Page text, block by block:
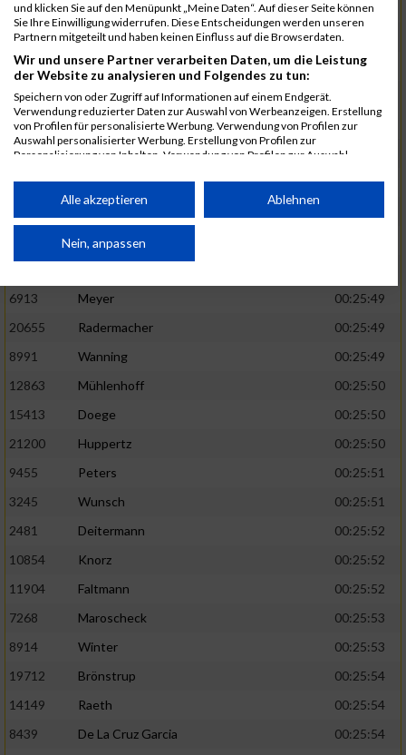
1582 Funken
00:25:42
12220
Cosma
00:25:43
9678
Exner
00:25:43
11817
Schmaul-Klaibee
6812
Koch
00:25:47
9610
Linß
00:25:47
706
Wehmeier
00:25:48
Küpper
Inhoff
6913
Meyer
00:25:49
20655
Radermacher
00:25:49
8991
Wanning
00:25:49
12863
Mühlenhoff
00:25:50
15413
Doege
00:25:50
21200
Huppertz
00:25:50
9455
Peters
00:25:51
3245
Wunsch
00:25:51
2481
Deitermann
00:25:52
10854
Knorz
00:25:52
11904
Faltmann
00:25:52
7268
Maroscheck
00:25:53
8914
Winter
00:25:53
19712
Brönstrup
00:25:54
14149
Raeth
00:25:54
8439
De La Cruz Garcia
00:25:54
und klicken Sie auf den Menüpunkt „Meine Daten“. Auf dieser Seite können
Sie Ihre Einwilligung widerrufen. Diese Entscheidungen werden unseren
Partnern mitgeteilt und haben keinen Einfluss auf die Browserdaten.
Wir und unsere Partner verarbeiten Daten, um die Leistung
der Website zu analysieren und Folgendes zu tun:
Speichern von oder Zugriff auf Informationen auf einem Endgerät.
Verwendung reduzierter Daten zur Auswahl von Werbeanzeigen. Erstellung
von Profilen für personalisierte Werbung. Verwendung von Profilen zur
Auswahl personalisierter Werbung. Erstellung von Profilen zur
Personalisierung von Inhalten. Verwendung von Profilen zur Auswahl
Performance von Inhalten. Analyse von Zielgruppen durch Statistiken oder
Kombinationen von Daten aus verschiedenen Quellen. Entwicklung und
von Inhalten.
Daten können außerhalb der Europäischen Union weitergegeben und in die
Website/App.
Partnerliste anzeigen (1 IAB-Anbieter)
Wir nutzen Ihre Daten für folgende Zwecke:
Speichern von oder Zugriff auf Informationen
auf einem Endgerät
von Werbeanzeigen
Werbung
personalisierter Werbung
von Inhalten
personalisierter Inhalte
Alle akzeptieren Ablehnen
Nein, anpassen